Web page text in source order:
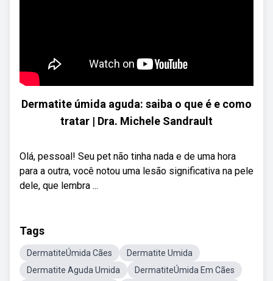
Dermatite úmida aguda: saiba o que é e como
tratar | Dra. Michele Sandrault
Olá, pessoal! Seu pet não tinha nada e de uma hora
para a outra, você notou uma lesão significativa na pele
dele, que lembra ...
Tags
DermatiteÚmida Cães
Dermatite Umida
Dermatite Aguda Umida
DermatiteÚmida Em Cães